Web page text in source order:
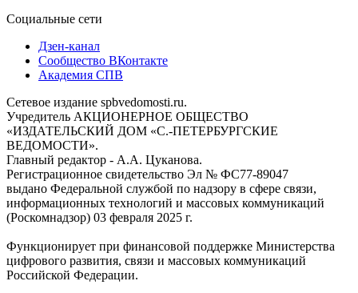
Социальные сети
Дзен-канал
Сообщество ВКонтакте
Академия СПВ
Сетевое издание spbvedomosti.ru.
Учредитель АКЦИОНЕРНОЕ ОБЩЕСТВО
«ИЗДАТЕЛЬСКИЙ ДОМ «С.-ПЕТЕРБУРГСКИЕ
ВЕДОМОСТИ».
Главный редактор - А.А. Цуканова.
Регистрационное свидетельство Эл № ФС77-89047
выдано Федеральной службой по надзору в сфере связи,
информационных технологий и массовых коммуникаций
(Роскомнадзор) 03 февраля 2025 г.
Функционирует при финансовой поддержке Министерства
цифрового развития, связи и массовых коммуникаций
Российской Федерации.